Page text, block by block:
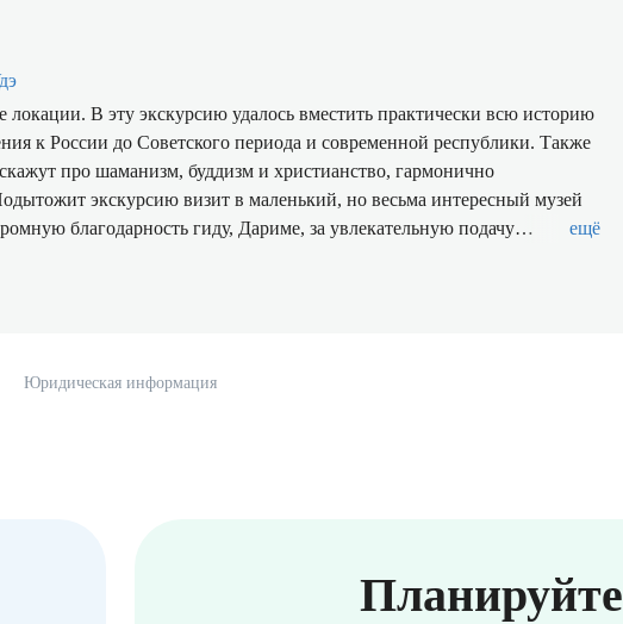
В эту экскурсию удалось вместить практически всю историю
к России до Советского периода и современной республики. Также
про шаманизм, буддизм и христианство, гармонично
экскурсию визит в маленький, но весьма интересный музей
благодарность гиду, Дариме, за увлекательную подачу
ещё
Юридическая информация
Планируйте